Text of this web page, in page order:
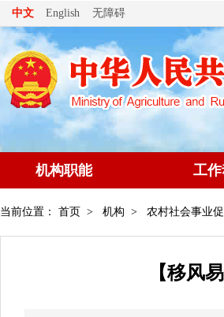
中文 English 无障碍
机构职能 工
当前位置： 首页 > 机构 > 农村社会事业促
【移风